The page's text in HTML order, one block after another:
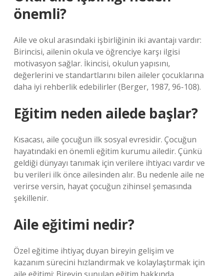
önemli?
Aile ve okul arasındaki işbirliğinin iki avantajı vardır:
Birincisi, ailenin okula ve öğrenciye karşı ilgisi
motivasyon sağlar. İkincisi, okulun yapısını,
değerlerini ve standartlarını bilen aileler çocuklarına
daha iyi rehberlik edebilirler (Berger, 1987, 96-108).
Eğitim neden ailede başlar?
Kısacası, aile çocuğun ilk sosyal evresidir. Çocuğun
hayatındaki en önemli eğitim kurumu ailedir. Çünkü
geldiği dünyayı tanımak için verilere ihtiyacı vardır ve
bu verileri ilk önce ailesinden alır. Bu nedenle aile ne
verirse versin, hayat çocuğun zihinsel şemasında
şekillenir.
Aile eğitimi nedir?
Özel eğitime ihtiyaç duyan bireyin gelişim ve
kazanım sürecini hızlandırmak ve kolaylaştırmak için